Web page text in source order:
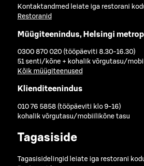
Kontaktandmed leiate iga restorani
Restoranid
Müügiteenindus, Helsingi
0300 870 020 (tööpäeviti 8.30-16.30)
51 senti/kõne + kohalik võrgutasu/
Kõik müügiteenused
Klienditeenindus
010 76 5858 (tööpäeviti klo 9-16)
kohalik võrgutasu/mobiilikõne tasu
Tagasiside
Tagasisidelingid leiate iga restorani